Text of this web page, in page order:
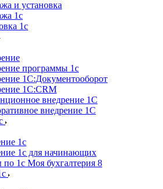
и установка
1с
1с
программы 1с
1С:Документооборот
1С:CRM
внедрение 1С
внедрение 1С
1с
1с для начинающих
по 1с Моя бухгалтерия 8